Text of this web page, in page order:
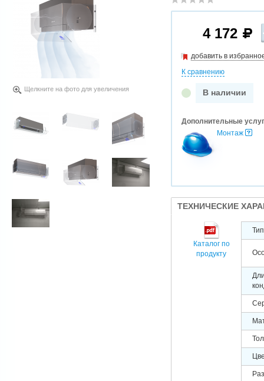
Щелкните на фото для увеличения
4 172
добавить в
К сравнению
В наличии
Дополнительные
Монтаж
ТЕХНИЧЕСКИЕ
Каталог по
продукту